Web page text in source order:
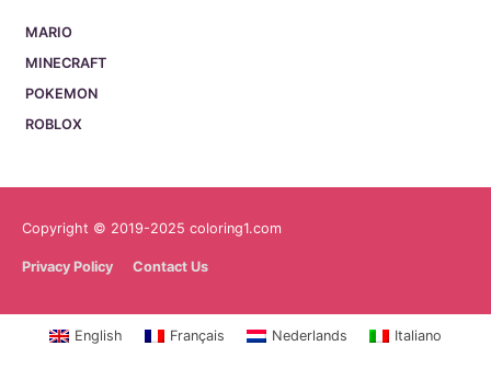
MARIO
MINECRAFT
POKEMON
ROBLOX
Copyright © 2019-2025 coloring1.com
Privacy Policy Contact Us
English Français Nederlands Italiano